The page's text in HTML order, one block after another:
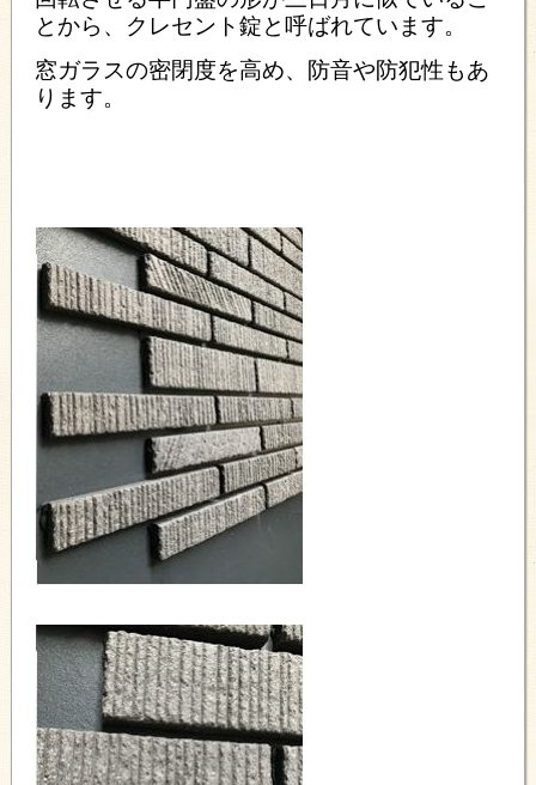
とから、クレセント錠と呼ばれています。
窓ガラスの密閉度を高め、防音や防犯性もあ
ります。